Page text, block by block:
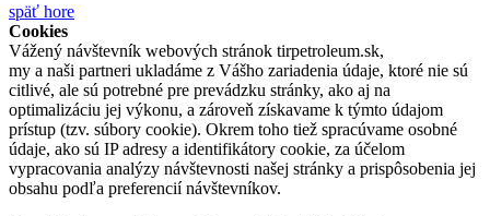
späť hore
Cookies
Vážený návštevník webových stránok tirpetroleum.sk,
my a naši partneri ukladáme z Vášho zariadenia údaje, ktoré nie sú
citlivé, ale sú potrebné pre prevádzku stránky, ako aj na
optimalizáciu jej výkonu, a zároveň získavame k týmto údajom
prístup (tzv. súbory cookie). Okrem toho tiež spracúvame osobné
údaje, ako sú IP adresy a identifikátory cookie, za účelom
vypracovania analýzy návštevnosti našej stránky a prispôsobenia jej
obsahu podľa preferencií návštevníkov.